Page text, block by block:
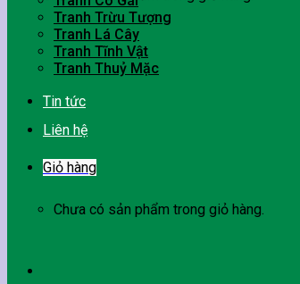
Tranh Trừu Tượng
Tranh Lá Cây
Tranh Tĩnh Vật
Tranh Thuỷ Mặc
Tin tức
Liên hệ
Giỏ hàng
Chưa có sản phẩm trong giỏ hàng.